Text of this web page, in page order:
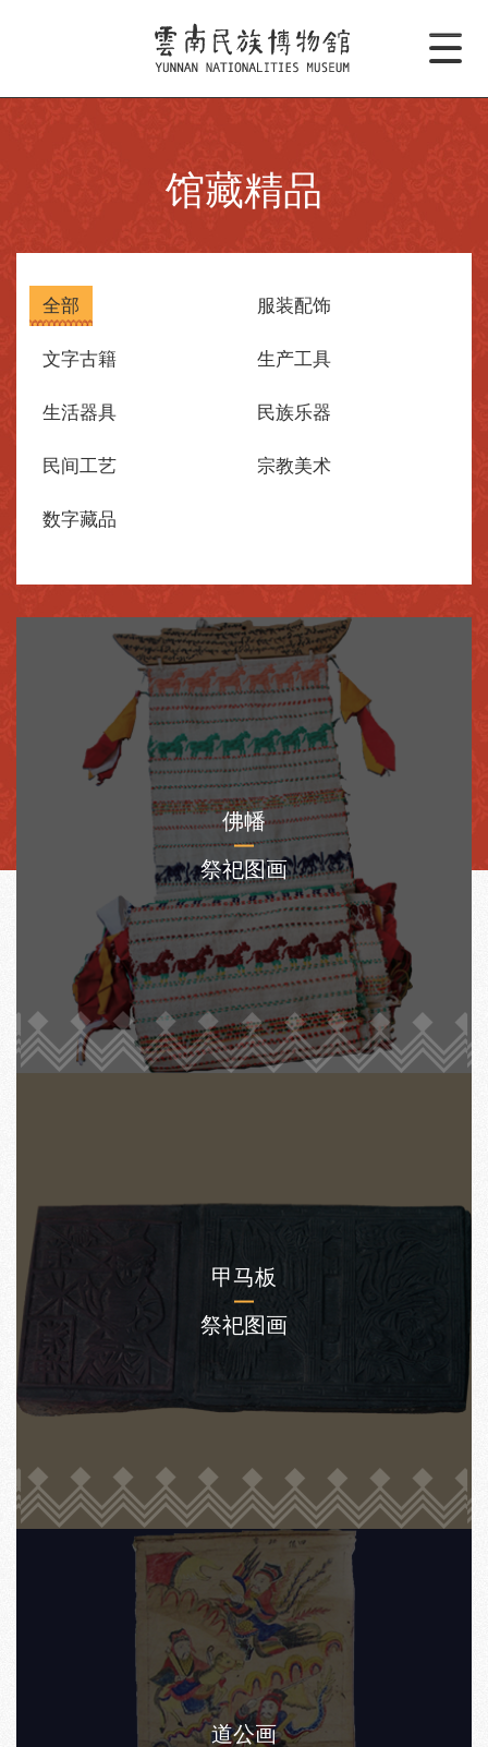
馆藏精品
全部 服装配饰
文字古籍 生产工具
生活器具 民族乐器
民间工艺 宗教美术
数字藏品
佛幡
祭祀图画
甲马板
祭祀图画
道公画